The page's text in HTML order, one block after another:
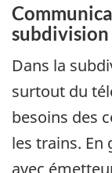
Dans la
surtout du
besoins des
les trains.